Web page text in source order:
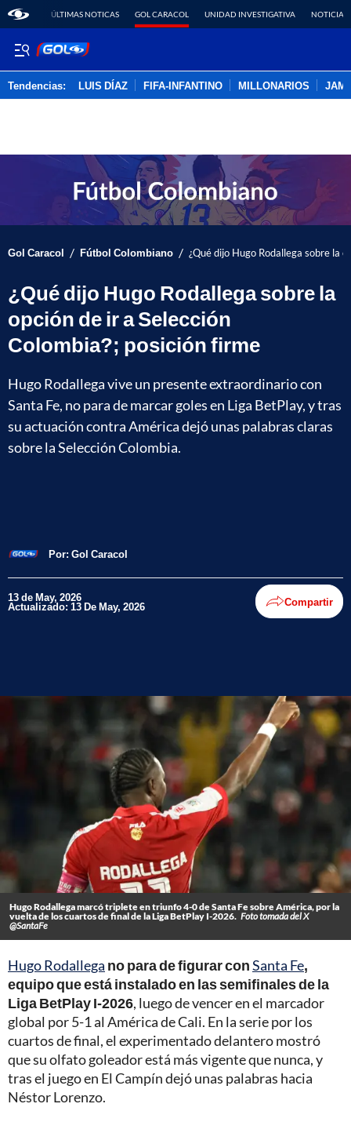
ÚLTIMAS NOTICAS GOL CARACOL UNIDAD INVESTIGATIVA NOTICIAS
Tendencias: LUIS DÍAZ FIFA-INFANTINO MILLONARIOS
Gol Caracol / Fútbol Colombiano / ¿Qué dijo Hugo Rodallega sobre la
¿Qué dijo Hugo Rodallega sobre la
opción de ir a Selección
Colombia?; posición firme
Hugo Rodallega vive un presente extraordinario con
Santa Fe, no para de marcar goles en Liga BetPlay, y tras
su actuación contra América dejó unas palabras claras
sobre la Selección Colombia.
Por: Gol Caracol
13 de May, 2026
Actualizado: 13 De May, 2026 Compartir
Hugo Rodallega marcó triplete en triunfo 4-0 de Santa Fe sobre América, por la
vuelta de los cuartos de final de la Liga BetPlay I-2026. Foto tomada del X
@SantaFe
Hugo Rodallega no para de figurar conSanta Fe,
equipo que está instalado en las semifinales de la
Liga BetPlay I-2026, luego de vencer en el marcador
global por 5-1 al América de Cali. En la serie por los
cuartos de final, el experimentado delantero mostró
que su olfato goleador está más vigente que nunca, y
tras el juego en El Campín dejó unas palabras hacia
Néstor Lorenzo.